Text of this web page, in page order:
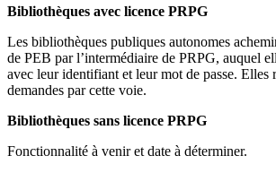
Bibliothèques avec licence PRPG
Les bibliothèques publiques autonomes
de PEB par l’intermédiaire de PRPG, auquel
avec leur identifiant et leur mot de passe. Elles
demandes par cette voie.
Bibliothèques sans licence PRPG
Fonctionnalité à venir et date à déterminer.